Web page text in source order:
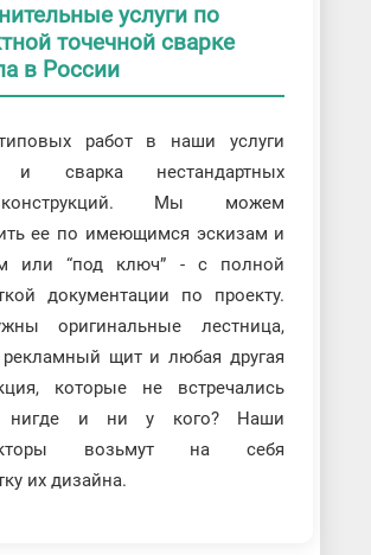
услуги по
точечной сварке
в России
работ в наши услуги
и сварка нестандартных
Мы можем
ее по имеющимся эскизам и
или “под ключ” - с полной
документации по проекту.
оригинальные лестница,
рекламный щит и любая другая
которые не встречались
нигде и ни у кого? Наши
возьмут на себя
их дизайна.